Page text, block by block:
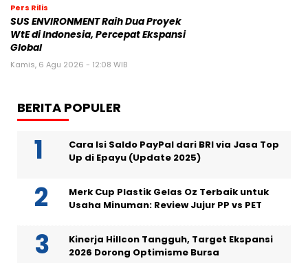
Pers Rilis
SUS ENVIRONMENT Raih Dua Proyek
WtE di Indonesia, Percepat Ekspansi
Global
Kamis, 6 Agu 2026 - 12:08 WIB
BERITA POPULER
Cara Isi Saldo PayPal dari BRI via Jasa Top
Up di Epayu (Update 2025)
Merk Cup Plastik Gelas Oz Terbaik untuk
Usaha Minuman: Review Jujur PP vs PET
Kinerja Hillcon Tangguh, Target Ekspansi
2026 Dorong Optimisme Bursa